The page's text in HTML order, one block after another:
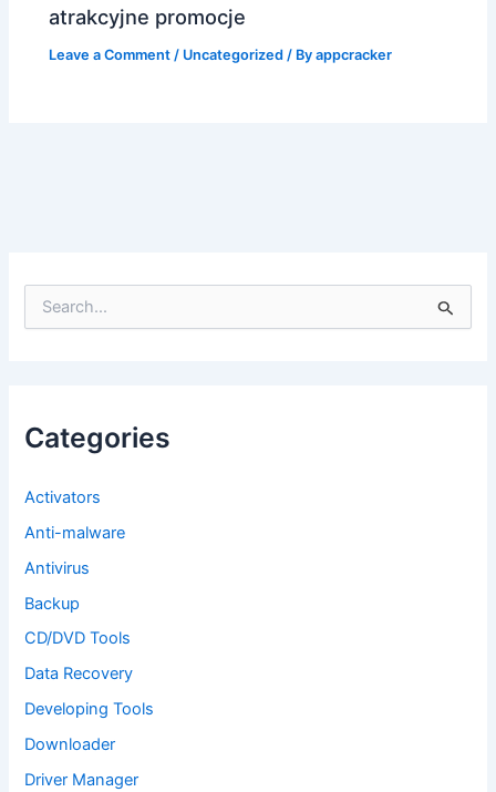
atrakcyjne promocje
Leave a Comment / Uncategorized / Byappcracker
f
o
:
Categories
Activators
Anti-malware
Antivirus
Backup
CD/DVD Tools
Data Recovery
Developing Tools
Downloader
Driver Manager